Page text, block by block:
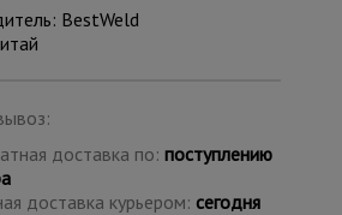
BestWeld
доставка по: поступлению
доставка курьером: сегодня